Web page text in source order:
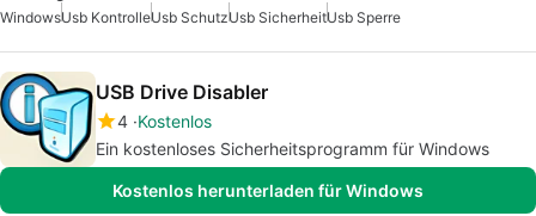
WindowsUsb KontrolleUsb SchutzUsb SicherheitUsb Sperre
USB Drive Disabler
4 Kostenlos
Ein kostenloses Sicherheitsprogramm für Windows
Kostenlos herunterladen für Windows